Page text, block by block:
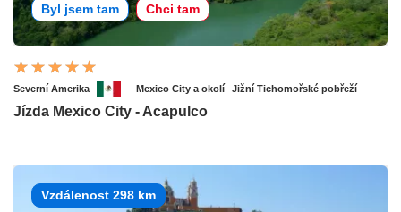
Byl jsem tam Chci tam
Severní Amerika Mexico City a okolí Jižní Tichomořské pobřeží
Jízda Mexico City - Acapulco
Vzdálenost 298 km